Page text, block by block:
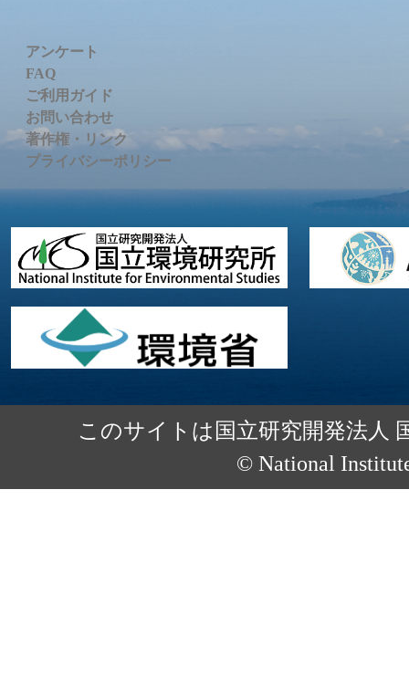
アンケート
FAQ
ご利用ガイド
お問い合わせ
著作権・リンク
プライバシーポリシー
このサイトは国立研究開発法人
© National